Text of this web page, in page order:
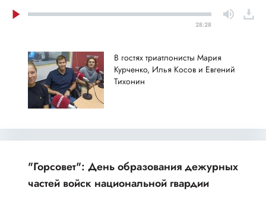
28:28
В гостях триатлонисты Мария
Курченко, Илья Косов и Евгений
Тихонин
"Горсовет": День образования дежурных
частей войск национальной гвардии